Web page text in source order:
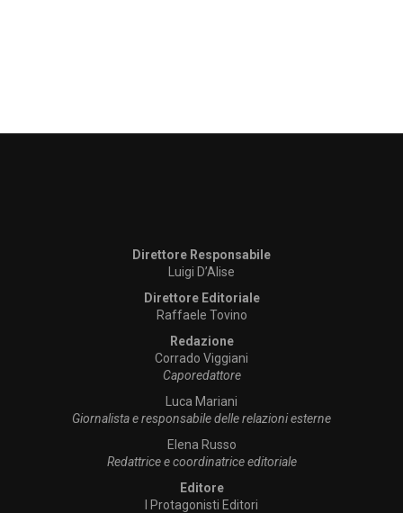
Direttore Responsabile
Luigi D’Alise
Direttore Editoriale
Raffaele Tovino
Redazione
Corrado Viggiani
Caporedattore
Luca Mariani
Giornalista e responsabile delle relazioni esterne
Elena Russo
Redattrice e coordinatrice editoriale
Editore
I Protagonisti Editori